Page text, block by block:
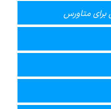
متاورس